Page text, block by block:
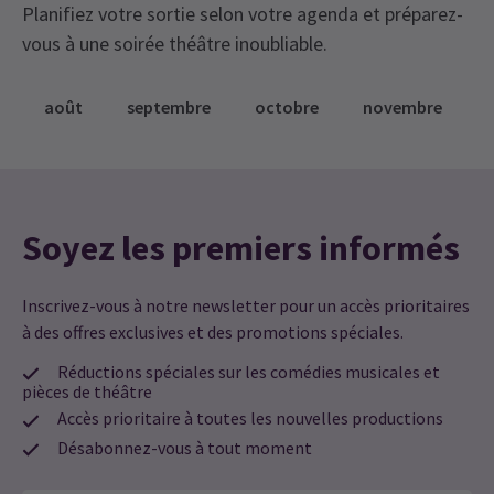
Planifiez votre sortie selon votre agenda et préparez-
vous à une soirée théâtre inoubliable.
août septembre octobre novembre
Soyez les premiers informés
Inscrivez-vous à notre newsletter pour un accès prioritaires
à des offres exclusives et des promotions spéciales.
Réductions spéciales sur les comédies musicales et
pièces de théâtre
Accès prioritaire à toutes les nouvelles productions
Désabonnez-vous à tout moment